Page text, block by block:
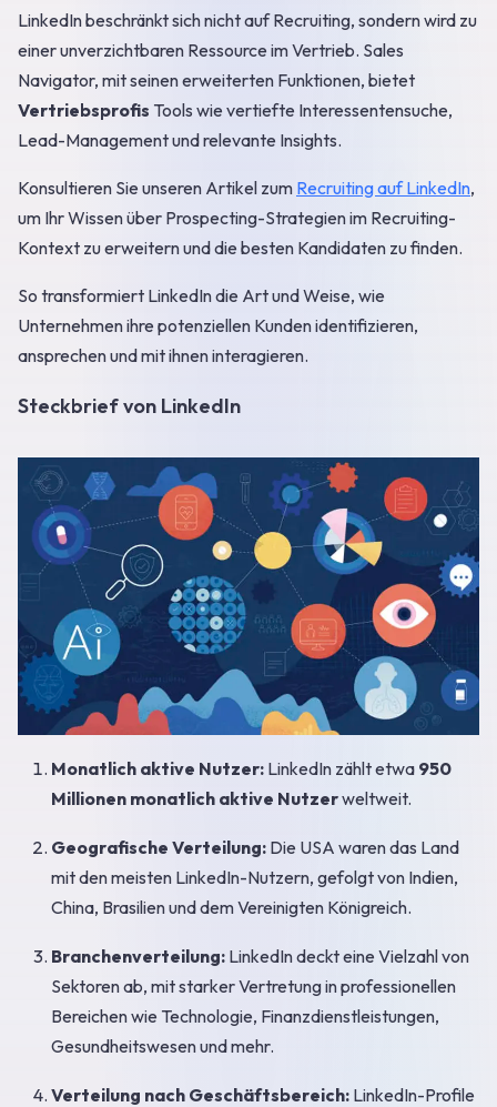
LinkedIn beschränkt sich nicht auf Recruiting, sondern wird zu
einer unverzichtbaren Ressource im Vertrieb. Sales
Navigator, mit seinen erweiterten Funktionen, bietet
Vertriebsprofis Tools wie vertiefte Interessentensuche,
Lead-Management und relevante Insights.
Konsultieren Sie unseren Artikel zum Recruiting auf LinkedIn,
um Ihr Wissen über Prospecting-Strategien im Recruiting-
Kontext zu erweitern und die besten Kandidaten zu finden.
So transformiert LinkedIn die Art und Weise, wie
Unternehmen ihre potenziellen Kunden identifizieren,
ansprechen und mit ihnen interagieren.
Steckbrief von LinkedIn
Monatlich aktive Nutzer: LinkedIn zählt etwa 950
Millionen monatlich aktive Nutzerweltweit.
Geografische Verteilung: Die USA waren das Land
mit den meisten LinkedIn-Nutzern, gefolgt von Indien,
China, Brasilien und dem Vereinigten Königreich.
Branchenverteilung: LinkedIn deckt eine Vielzahl von
Sektoren ab, mit starker Vertretung in professionellen
Bereichen wie Technologie, Finanzdienstleistungen,
Gesundheitswesen und mehr.
Verteilung nach Geschäftsbereich: LinkedIn-Profile